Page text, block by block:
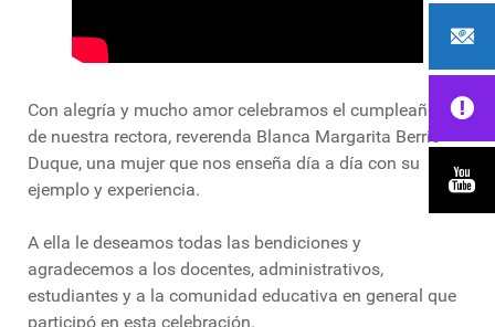
Con alegría y mucho amor celebramos el cumpleaños
de nuestra rectora, reverenda Blanca Margarita Berrio
Duque, una mujer que nos enseña día a día con su
ejemplo y experiencia.
A ella le deseamos todas las bendiciones y
agradecemos a los docentes, administrativos,
estudiantes y a la comunidad educativa en general que
participó en esta celebración.